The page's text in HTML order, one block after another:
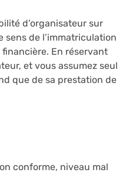
d’organisateur sur
sens de l’immatriculation
En réservant
et vous assumez seul
que de sa prestation de
conforme, niveau mal